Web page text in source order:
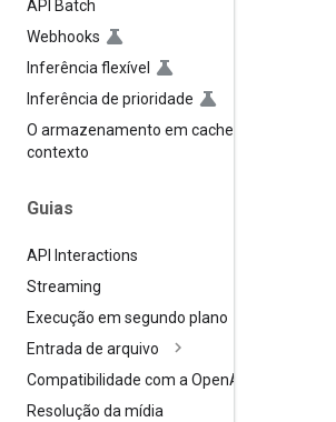
API Batch
Webhooks
Inferência flexível
Inferência de prioridade
O armazenamento em cache de
contexto
Guias
API Interactions
Streaming
Execução em segundo plano
Entrada de arquivo
Compatibilidade com a OpenAI
Resolução da mídia